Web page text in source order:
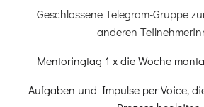
Geschlossene Telegram-Gruppe
anderen
Mentoringtag 1 x die Woche
Aufgaben und Impulse per Voice,